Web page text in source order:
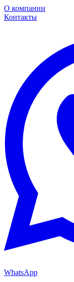
О компании
Контакты
WhatsApp